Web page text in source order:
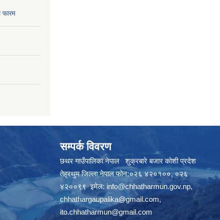
फारम
सम्पर्क विवरण
छथर गाउँपालिका नेपाल शुक्रबारे बजार कोशी प्रदेश
तेह्रथुम जिल्ला नेपाल फोन:०२६ ४२०१००, ०२६
४२००९९ इमेल: info@chhatharmun.gov.np,
chhathargaupalika@gmail.com,
ito.chhatharmun@gmail.com